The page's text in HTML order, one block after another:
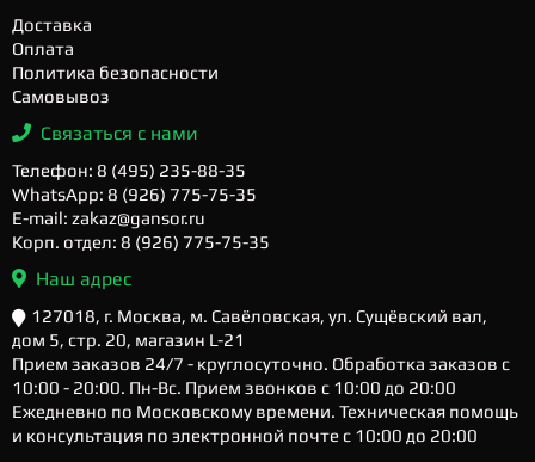
Доставка
Оплата
Политика безопасности
Самовывоз
Связаться с нами
Телефон: 8 (495) 235-88-35
WhatsApp: 8 (926) 775-75-35
E-mail: zakaz@gansor.ru
Корп. отдел: 8 (926) 775-75-35
Наш адрес
127018, г. Москва, м. Савёловская, ул. Сущёвский вал,
дом 5, стр. 20, магазин L-21
Прием заказов 24/7 - круглосуточно. Обработка заказов с
10:00 - 20:00. Пн-Вс. Прием звонков с 10:00 до 20:00
Ежедневно по Московскому времени. Техническая помощь
и консультация по электронной почте с 10:00 до 20:00